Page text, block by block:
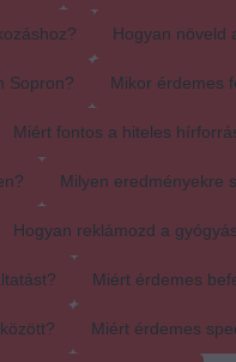
Hogyan növeld
Sopron? Mikor érdemes
Miért fontos a hiteles
Milyen eredményekre
Hogyan reklámozd a
Miért érdemes
Miért érdemes